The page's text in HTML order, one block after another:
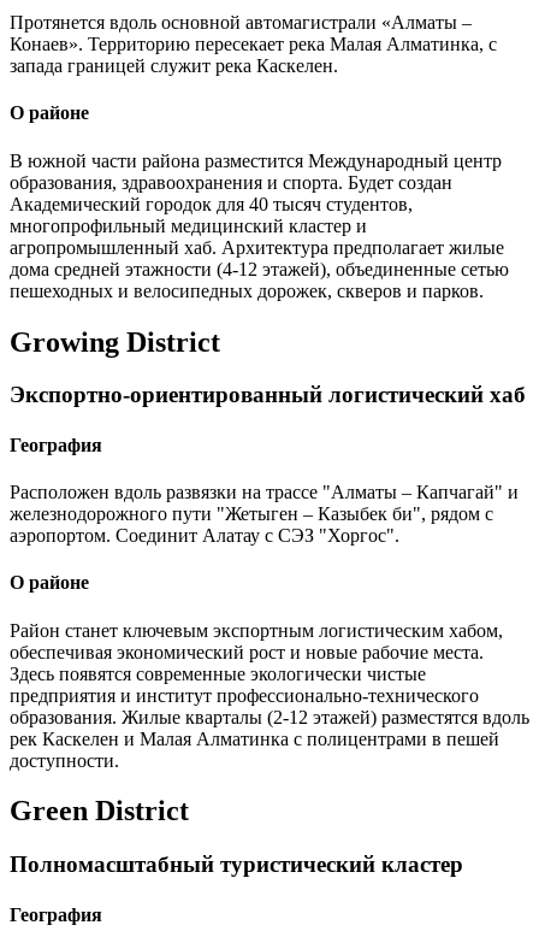
Протянется вдоль основной автомагистрали «Алматы –
Конаев». Территорию пересекает река Малая Алматинка, с
запада границей служит река Каскелен.
О районе
В южной части района разместится Международный центр
образования, здравоохранения и спорта. Будет создан
Академический городок для 40 тысяч студентов,
многопрофильный медицинский кластер и
агропромышленный хаб. Архитектура предполагает жилые
дома средней этажности (4-12 этажей), объединенные сетью
пешеходных и велосипедных дорожек, скверов и парков.
Growing District
Экспортно-ориентированный логистический хаб
География
Расположен вдоль развязки на трассе "Алматы – Капчагай" и
железнодорожного пути "Жетыген – Казыбек би", рядом с
аэропортом. Соединит Алатау с СЭЗ "Хоргос".
О районе
Район станет ключевым экспортным логистическим хабом,
обеспечивая экономический рост и новые рабочие места.
Здесь появятся современные экологически чистые
предприятия и институт профессионально-технического
образования. Жилые кварталы (2-12 этажей) разместятся вдоль
рек Каскелен и Малая Алматинка с полицентрами в пешей
доступности.
Green District
Полномасштабный туристический кластер
География